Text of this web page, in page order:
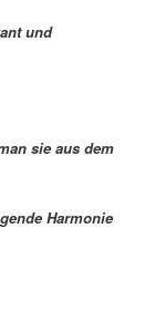
und
sie aus dem
Harmonie